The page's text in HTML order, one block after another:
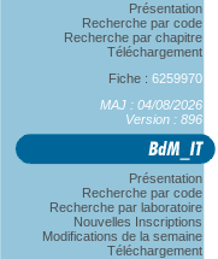
Présentation
Recherche par code
Recherche par chapitre
Téléchargement
Fiche : 6259970
MAJ : 04/08/2026
Version : 896
Présentation
Recherche par code
Recherche par laboratoire
Nouvelles Inscriptions
Modifications de la semaine
Téléchargement